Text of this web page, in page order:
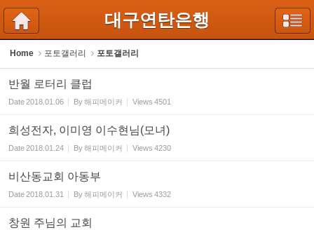
대구연탄은행
Home 포토갤러리 포토갤러리
반월 로터리 클럽
Date2018.01.06 By해피메이커 Views 4501
희성전자, 이미영 이수현님(모녀)
Date2018.01.24 By해피메이커 Views 4230
비산동교회 아동부
Date2018.01.31 By해피메이커 Views 4332
창원 주님의 교회